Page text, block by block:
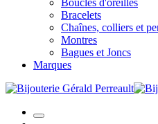
Boucles d'oreilles
Bracelets
Chaînes, colliers et
Montres
Bagues et Joncs
Marques